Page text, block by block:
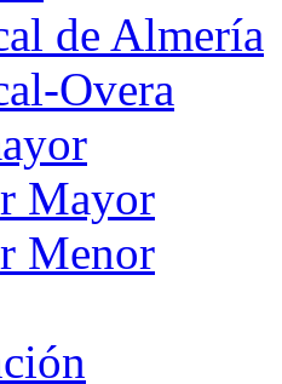
de Almería
Overa
Mayor
Menor